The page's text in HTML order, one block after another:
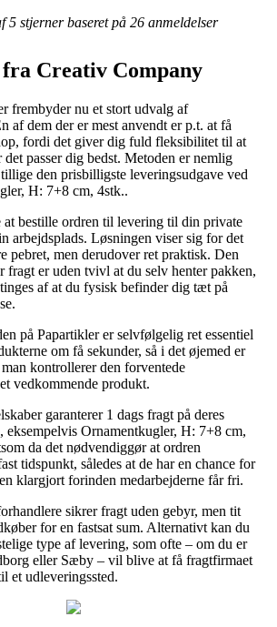
5 stjerner baseret på 26 anmeldelser
Creativ Company
frembyder nu et stort udvalg af
af dem der er mest anvendt er p.t. at få
fordi det giver dig fuld fleksibilitet til at
det passer dig bedst. Metoden er nemlig
den prisbilligste leveringsudgave ved
H: 7+8 cm, 4stk..
bestille ordren til levering til din private
arbejdsplads. Løsningen viser sig for det
pebret, men derudover ret praktisk. Den
fragt er uden tvivl at du selv henter pakken,
af at du fysisk befinder dig tæt på
på Papartikler er selvfølgelig ret essentiel
om få sekunder, så i det øjemed er
kontrollerer den forventede
vedkommende produkt.
garanterer 1 dags fragt på deres
eksempelvis Ornamentkugler, H: 7+8 cm,
da det nødvendiggør at ordren
tidspunkt, således at de har en chance for
klargjort forinden medarbejderne får fri.
sikrer fragt uden gebyr, men tit
for en fastsat sum. Alternativt kan du
type af levering, som ofte – om du er
eller Sæby – vil blive at få fragtfirmaet
et udleveringssted.